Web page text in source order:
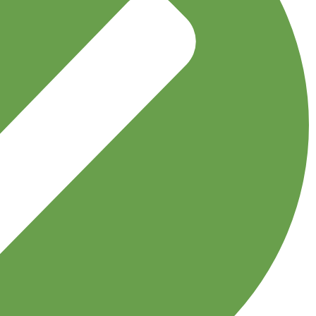
اکسسوری
توربان
جوراب
دستبند
دستکش
دستمال گردن
مجله نوولاشال
لیست شعب
فروشگاه
قوانین و مقررات